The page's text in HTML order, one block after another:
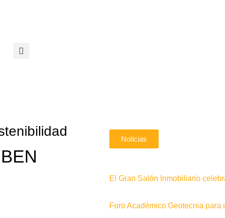
Noticias
El Gran Salón Inmobiliario
Foro Académico Geotecnia